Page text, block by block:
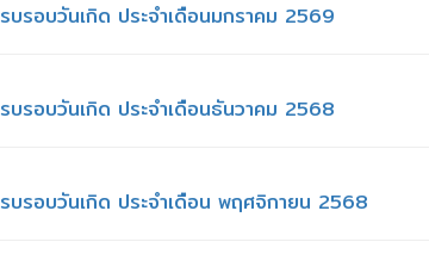
รอบวันเกิด ประจำเดือนมกราคม 2569
รอบวันเกิด ประจำเดือนธันวาคม 2568
บรอบวันเกิด ประจำเดือน พฤศจิกายน 2568